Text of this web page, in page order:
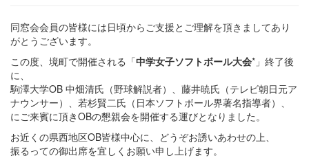
同窓会会員の皆様には日頃からご支援とご理解を頂きましてあり
がとうございます。
この度、境町で開催される「中学女子ソフトボール大会*」終了後
に、
駒澤大学OB 中畑清氏（野球解説者）、藤井暁氏（テレビ朝日元ア
ナウンサー）、若杉賢二氏（日本ソフトボール界著名指導者）、
にご来賓に頂きOBの懇親会を開催する運びとなりました。
お近くの県西地区OB皆様中心に、どうぞお誘いあわせの上、
振るっての御出席を宜しくお願い申し上げます。